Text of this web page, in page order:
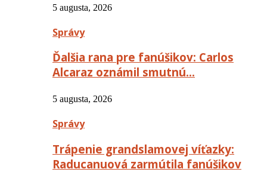
5 augusta, 2026
Správy
Ďalšia rana pre fanúšikov: Carlos
Alcaraz oznámil smutnú…
5 augusta, 2026
Správy
Trápenie grandslamovej víťazky:
Raducanuová zarmútila fanúšikov